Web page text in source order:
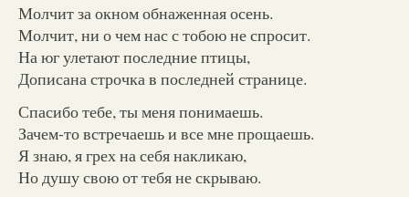
Молчит за окном обнаженная осень.
Молчит, ни о чем нас с тобою не спросит.
На юг улетают последние птицы,
Дописана строчка в последней странице.
Спасибо тебе, ты меня понимаешь.
Зачем-то встречаешь и все мне прощаешь.
Я знаю, я грех на себя накликаю,
Но душу свою от тебя не скрываю.